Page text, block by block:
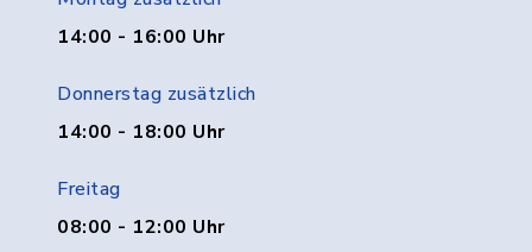
14:00 - 16:00 Uhr
Donnerstag zusätzlich
14:00 - 18:00 Uhr
Freitag
08:00 - 12:00 Uhr